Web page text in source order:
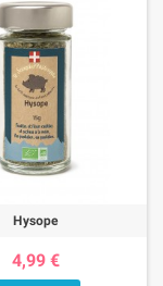
Hysope
4,99 €